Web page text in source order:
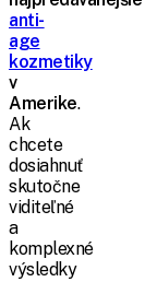
anti-
age
kozmetiky
v
Amerike.
Ak
chcete
dosiahnuť
skutočne
viditeľné
a
komplexné
výsledky